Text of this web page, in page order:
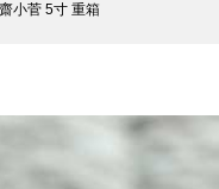
小菅 5寸 重箱